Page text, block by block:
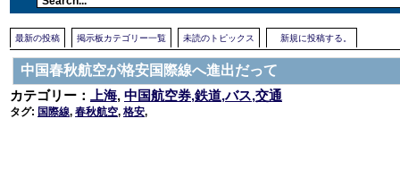
最新の投稿 掲示板カテゴリー一覧 未読のトピックス 新規に投稿する。
中国春秋航空が格安国際線へ進出だって
カテゴリー：
上海, 中国航空券,鉄道,バス,交通
タグ: 国際線, 春秋航空, 格安,